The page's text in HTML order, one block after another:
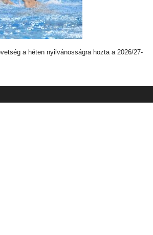
a héten nyilvánosságra hozta a 2026/27-